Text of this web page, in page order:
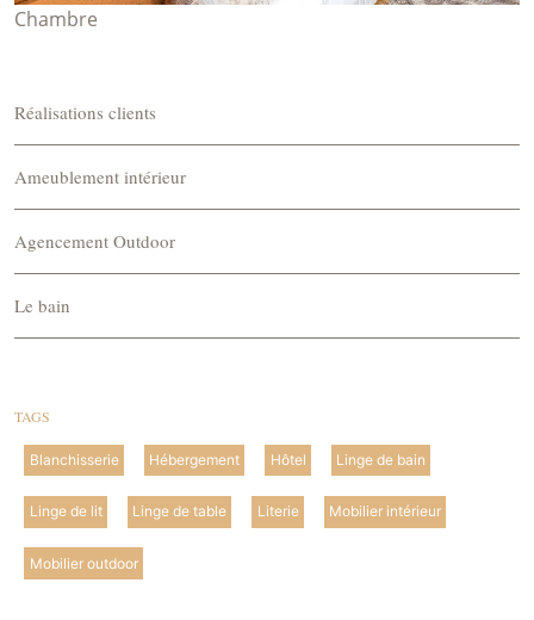
Chambre
Réalisations clients
Ameublement intérieur
Agencement Outdoor
Le bain
TAGS
Blanchisserie Hébergement Hôtel Linge de bain
Linge de lit Linge de table Literie Mobilier intérieur
Mobilier outdoor